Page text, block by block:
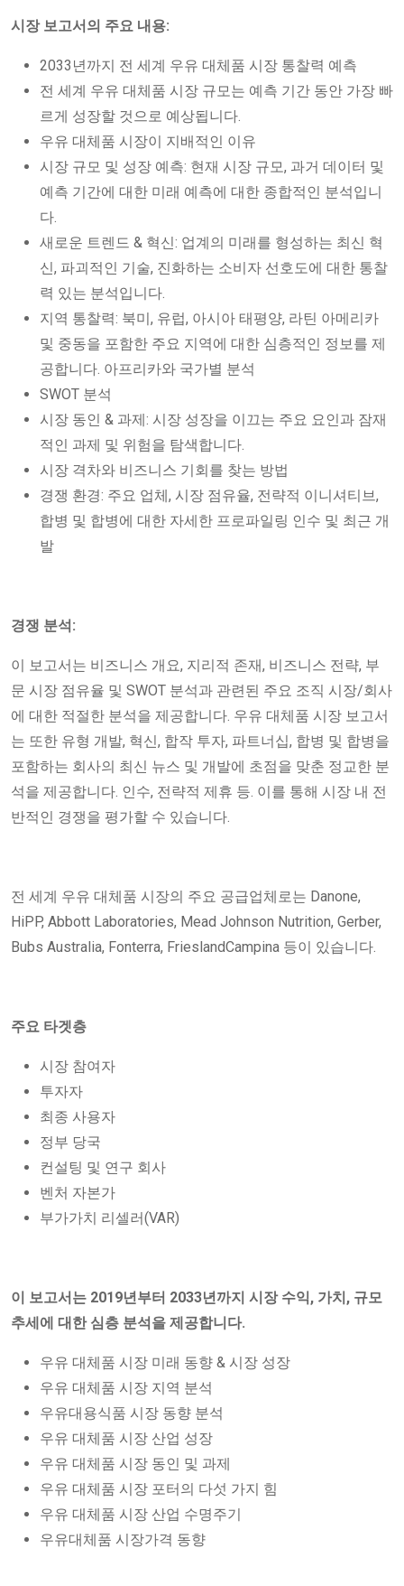
시장 보고서의 주요 내용:
2033년까지 전 세계 우유 대체품 시장 통찰력 예측
전 세계 우유 대체품 시장 규모는 예측 기간 동안 가장 빠
르게 성장할 것으로 예상됩니다.
우유 대체품 시장이 지배적인 이유
시장 규모 및 성장 예측: 현재 시장 규모, 과거 데이터 및
예측 기간에 대한 미래 예측에 대한 종합적인 분석입니
다.
새로운 트렌드 & 혁신: 업계의 미래를 형성하는 최신 혁
신, 파괴적인 기술, 진화하는 소비자 선호도에 대한 통찰
력 있는 분석입니다.
지역 통찰력: 북미, 유럽, 아시아 태평양, 라틴 아메리카
및 중동을 포함한 주요 지역에 대한 심층적인 정보를 제
공합니다. 아프리카와 국가별 분석
SWOT 분석
시장 동인 & 과제: 시장 성장을 이끄는 주요 요인과 잠재
적인 과제 및 위험을 탐색합니다.
시장 격차와 비즈니스 기회를 찾는 방법
경쟁 환경: 주요 업체, 시장 점유율, 전략적 이니셔티브,
합병 및 합병에 대한 자세한 프로파일링 인수 및 최근 개
발
경쟁 분석:
이 보고서는 비즈니스 개요, 지리적 존재, 비즈니스 전략, 부
문 시장 점유율 및 SWOT 분석과 관련된 주요 조직 시장/회사
에 대한 적절한 분석을 제공합니다. 우유 대체품 시장 보고서
는 또한 유형 개발, 혁신, 합작 투자, 파트너십, 합병 및 합병을
포함하는 회사의 최신 뉴스 및 개발에 초점을 맞춘 정교한 분
석을 제공합니다. 인수, 전략적 제휴 등. 이를 통해 시장 내 전
반적인 경쟁을 평가할 수 있습니다.
전 세계 우유 대체품 시장의 주요 공급업체로는 Danone,
HiPP, Abbott Laboratories, Mead Johnson Nutrition, Gerber,
Bubs Australia, Fonterra, FrieslandCampina 등이 있습니다.
주요 타겟층
시장 참여자
투자자
최종 사용자
정부 당국
컨설팅 및 연구 회사
벤처 자본가
부가가치 리셀러(VAR)
이 보고서는 2019년부터 2033년까지 시장 수익, 가치, 규모
추세에 대한 심층 분석을 제공합니다.
우유 대체품 시장 미래 동향 & 시장 성장
우유 대체품 시장 지역 분석
우유대용식품 시장 동향 분석
우유 대체품 시장 산업 성장
우유 대체품 시장 동인 및 과제
우유 대체품 시장 포터의 다섯 가지 힘
우유 대체품 시장 산업 수명주기
우유대체품 시장가격 동향